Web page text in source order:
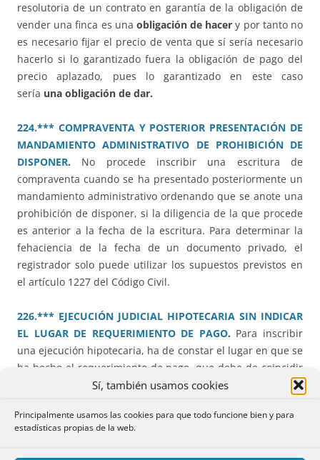
Sí, también usamos cookies
Principalmente usamos las cookies para que todo funcione bien y para
estadísticas propias de la web.
resolutoria de un contrato en garantía de la obligación de
vender una finca es una obligación de hacer y por tanto no
es necesario fijar el precio de venta que sí sería necesario
hacerlo si lo garantizado fuera la obligación de pago del
precio aplazado, pues lo garantizado en este caso
sería una obligación de dar.
224.*** COMPRAVENTA Y POSTERIOR PRESENTACIÓN DE
MANDAMIENTO ADMINISTRATIVO DE PROHIBICIÓN DE
DISPONER. No procede inscribir una escritura de
compraventa cuando se ha presentado posteriormente un
mandamiento administrativo ordenando que se anote una
prohibición de disponer, si la diligencia de la que procede
es anterior a la fecha de la escritura. Para determinar la
fehaciencia de la fecha de un documento privado, el
registrador solo puede utilizar los supuestos previstos en
el artículo 1227 del Código Civil.
226.*** EJECUCIÓN JUDICIAL HIPOTECARIA SIN INDICAR
EL LUGAR DE REQUERIMIENTO DE PAGO. Para inscribir
una ejecución hipotecaria, ha de constar el lugar en que se
ha hecho el requerimiento de pago, que debe de coincidir
con el que consta en el Registro. Subsidiariamente, es
notificación de modo personal, aunque no se indique el